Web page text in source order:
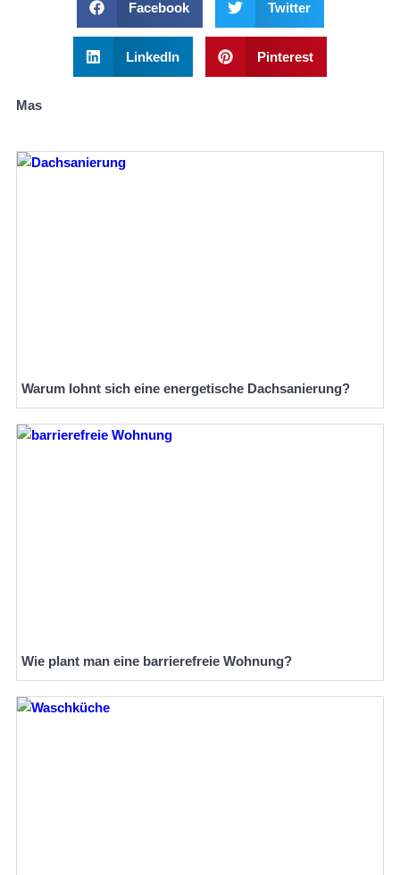
Facebook Twitter
LinkedIn Pinterest
Mas
Warum lohnt sich eine energetische Dachsanierung?
Wie plant man eine barrierefreie Wohnung?